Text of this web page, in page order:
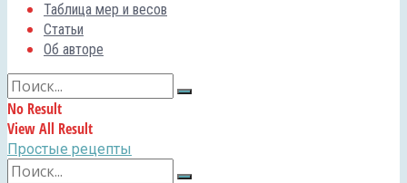
Таблица мер и весов
Статьи
Об авторе
No Result
View All Result
Простые рецепты